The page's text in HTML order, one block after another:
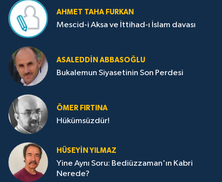
AHMET TAHA FURKAN
Mescid-i Aksa ve İttihad-ı İslam davası
ASALEDDIN ABBASOĞLU
Bukalemun Siyasetinin Son Perdesi
ÖMER FIRTINA
Hükümsüzdür!
HÜSEYIN YILMAZ
Yine Aynı Soru: Bediüzzaman'ın Kabri
Nerede?